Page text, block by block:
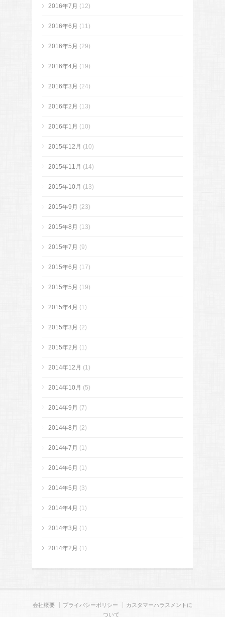
2016年7月 (12)
2016年6月 (11)
2016年5月 (29)
2016年4月 (19)
2016年3月 (24)
2016年2月 (13)
2016年1月 (10)
2015年12月 (10)
2015年11月 (14)
2015年10月 (13)
2015年9月 (23)
2015年8月 (13)
2015年7月 (9)
2015年6月 (17)
2015年5月 (19)
2015年4月 (1)
2015年3月 (2)
2015年2月 (1)
2014年12月 (1)
2014年10月 (5)
2014年9月 (7)
2014年8月 (2)
2014年7月 (1)
2014年6月 (1)
2014年5月 (3)
2014年4月 (1)
2014年3月 (1)
2014年2月 (1)
会社概要 プライバシーポリシー
カスタマーハラスメントに
ついて